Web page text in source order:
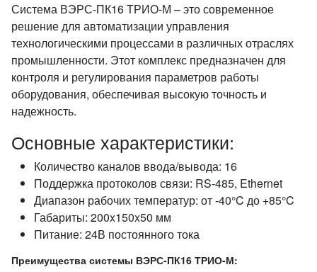
Система ВЭРС-ПК16 ТРИО-М – это современное
решение для автоматизации управления
технологическими процессами в различных отраслях
промышленности. Этот комплекс предназначен для
контроля и регулирования параметров работы
оборудования, обеспечивая высокую точность и
надежность.
Основные характеристики:
Количество каналов ввода/вывода: 16
Поддержка протоколов связи: RS-485, Ethernet
Диапазон рабочих температур: от -40°C до +85°C
Габариты: 200x150x50 мм
Питание: 24В постоянного тока
Преимущества системы ВЭРС-ПК16 ТРИО-М: